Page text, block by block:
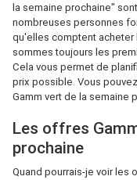
la semaine prochaine"
nombreuses personnes
qu'elles comptent acheter
sommes toujours les
Cela vous permet de
prix possible. Vous
Gamm vert de la semaine
Les offres
prochaine
Quand pourrais-je voir les